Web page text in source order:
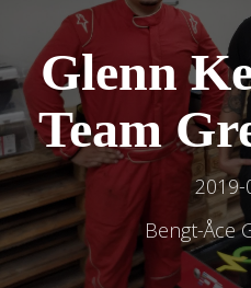
Glenn
Team
2019-
Bengt-Åce